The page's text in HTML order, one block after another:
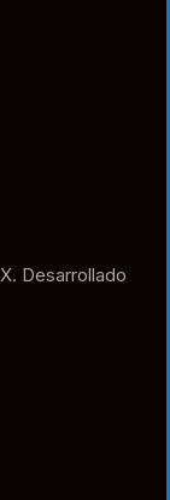
Desarrollado